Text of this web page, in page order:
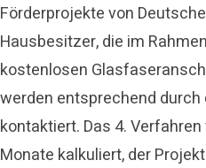
Förderprojekte von
Hausbesitzer, die im
kostenlosen
werden entsprechend
kontaktiert. Das 4.
Monate kalkuliert, der